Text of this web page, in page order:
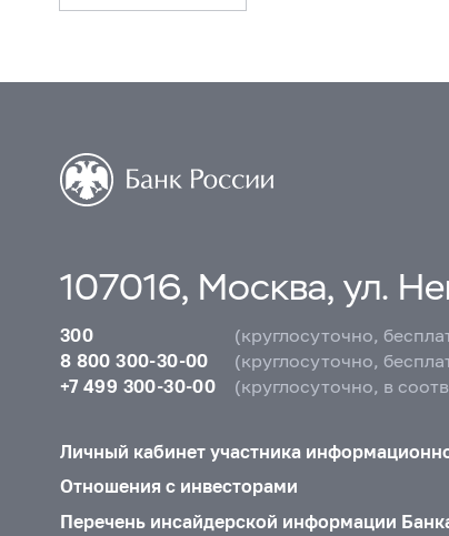
107016, Москва, ул.
300
(круглосуточно,
8 800 300-30-00
(круглосуточно,
+7 499 300-30-00
(круглосуточно, в
Личный кабинет участника
Отношения с инвесторами
Перечень инсайдерской информации